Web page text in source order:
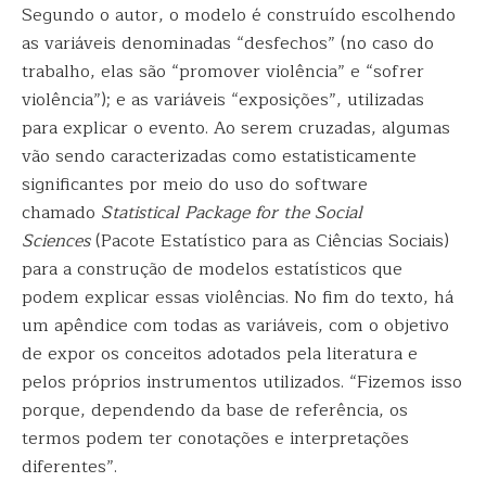
Segundo o autor, o modelo é construído escolhendo
as variáveis denominadas “desfechos” (no caso do
trabalho, elas são “promover violência” e “sofrer
violência”); e as variáveis “exposições”, utilizadas
para explicar o evento. Ao serem cruzadas, algumas
vão sendo caracterizadas como estatisticamente
significantes por meio do uso do software
chamado Statistical Package for the Social
Sciences(Pacote Estatístico para as Ciências Sociais)
para a construção de modelos estatísticos que
podem explicar essas violências. No fim do texto, há
um apêndice com todas as variáveis, com o objetivo
de expor os conceitos adotados pela literatura e
pelos próprios instrumentos utilizados. “Fizemos isso
porque, dependendo da base de referência, os
termos podem ter conotações e interpretações
diferentes”.